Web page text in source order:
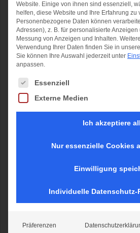
Thalkirchen 3.0: Große
Boulderhalle
Am 23. & 24. März 2024 ist es so weit: Die
Thalkirchen öffnet ihre Türen. Die neue
Deutschen Alpenverein e.V. sowie dem
und Boulderzentren München e.V.“, der
der Alpenverein München & Oberland.
Website. Einige von ihnen sind essenziell,
helfen, diese Website und Ihre Erfahrung zu
Personenbezogene Daten können
Adressen), z. B. für personalisierte
Messung von Anzeigen und Inhalten.
Verwendung Ihrer Daten finden Sie in
Sie können Ihre Auswahl jederzeit unter
anpassen.
Es folgt eine Liste der Service-Gruppen,
Essenziell
Externe Medien
Ich akzeptiere
Nur essenzielle Cookies
Einwilligung
Individuelle Datenschutz-
Präferenzen